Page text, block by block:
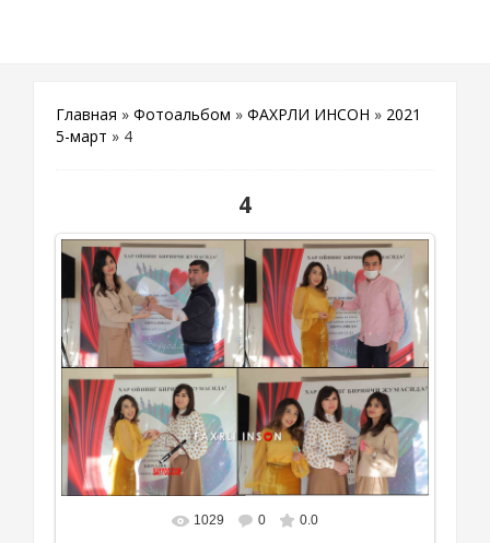
Главная » Фотоальбом » ФАХРЛИ ИНСОН » 2021
5-март » 4
4
В реальном размере 4122x2882
1029 0 0.0